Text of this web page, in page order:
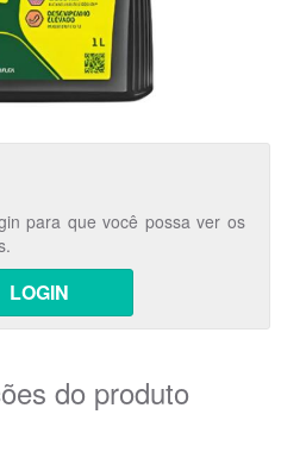
para que você possa ver os
LOGIN
do produto